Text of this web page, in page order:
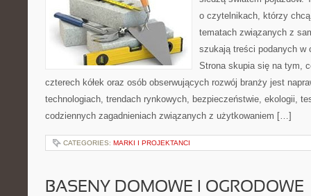
o czytelnikach, którzy
tematach związanych z
szukają treści podanych
Strona skupia się na tym,
czterech kółek oraz osób obserwujących rozwój branży jest
technologiach, trendach rynkowych, bezpieczeństwie, ekologii,
codziennych zagadnieniach związanych z użytkowaniem […]
CATEGORIES: MARKI I PROJEKTANCI
BASENY DOMOWE I OGRODOWE